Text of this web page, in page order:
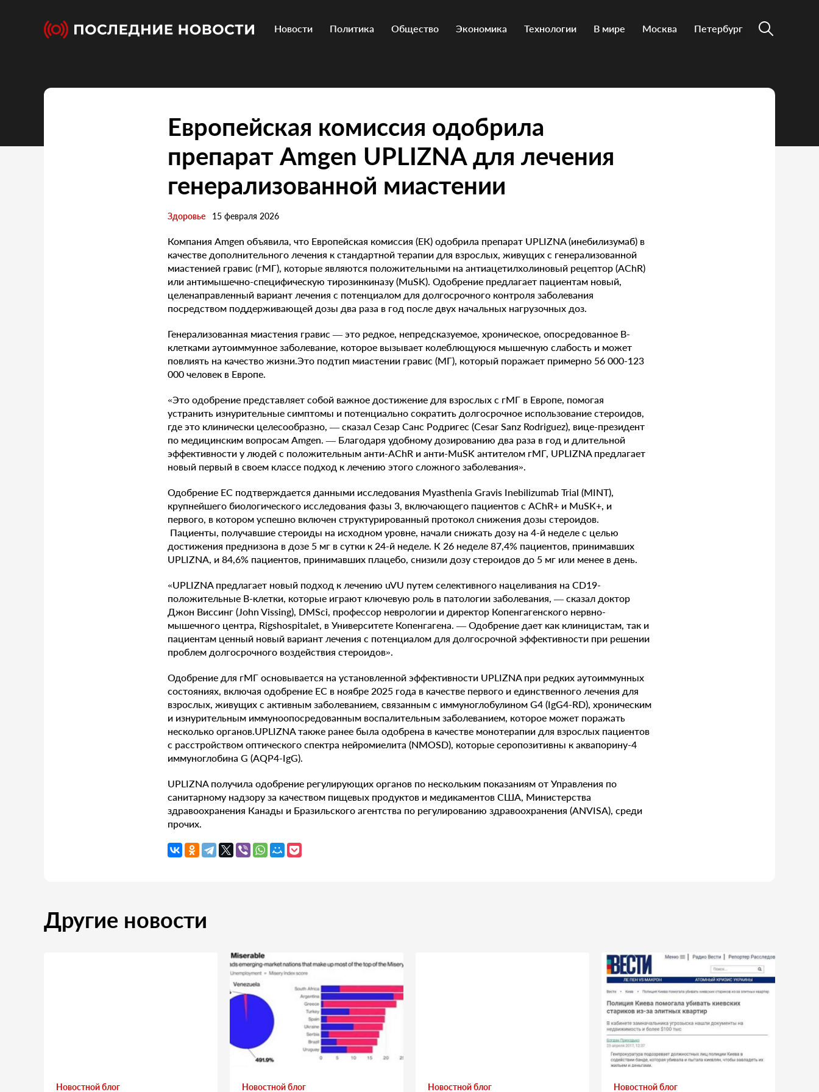
Новости Политика Общество Экономика Технологии В мире Москва Петербург
Европейская комиссия одобрила
препарат Amgen UPLIZNA для лечения
генерализованной миастении
Здоровье 15 февраля 2026
Компания Amgen объявила, что Европейская комиссия (ЕК) одобрила препарат UPLIZNA (инебилизумаб) в
качестве дополнительного лечения к стандартной терапии для взрослых, живущих с генерализованной
миастенией гравис (гМГ), которые являются положительными на антиацетилхолиновый рецептор (AChR)
или антимышечно-специфическую тирозинкиназу (MuSK). Одобрение предлагает пациентам новый,
целенаправленный вариант лечения с потенциалом для долгосрочного контроля заболевания
посредством поддерживающей дозы два раза в год после двух начальных нагрузочных доз.
Генерализованная миастения гравис — это редкое, непредсказуемое, хроническое, опосредованное В-
клетками аутоиммунное заболевание, которое вызывает колеблющуюся мышечную слабость и может
повлиять на качество жизни.Это подтип миастении гравис (МГ), который поражает примерно 56 000-123
000 человек в Европе.
«Это одобрение представляет собой важное достижение для взрослых с гМГ в Европе, помогая
устранить изнурительные симптомы и потенциально сократить долгосрочное использование стероидов,
где это клинически целесообразно, — сказал Сезар Санс Родригес (Cesar Sanz Rodriguez), вице-президент
по медицинским вопросам Amgen. — Благодаря удобному дозированию два раза в год и длительной
эффективности у людей с положительным анти-AChR и анти-MuSK антителом гМГ, UPLIZNA предлагает
новый первый в своем классе подход к лечению этого сложного заболевания».
Одобрение EC подтверждается данными исследования Myasthenia Gravis Inebilizumab Trial (MINT),
крупнейшего биологического исследования фазы 3, включающего пациентов с AChR+ и MuSK+, и
первого, в котором успешно включен структурированный протокол снижения дозы стероидов.
Пациенты, получавшие стероиды на исходном уровне, начали снижать дозу на 4-й неделе с целью
достижения преднизона в дозе 5 мг в сутки к 24-й неделе. К 26 неделе 87,4% пациентов, принимавших
UPLIZNA, и 84,6% пациентов, принимавших плацебо, снизили дозу стероидов до 5 мг или менее в день.
«UPLIZNA предлагает новый подход к лечению uVU путем селективного нацеливания на CD19-
положительные В-клетки, которые играют ключевую роль в патологии заболевания, — сказал доктор
Джон Виссинг (John Vissing), DMSci, профессор неврологии и директор Копенгагенского нервно-
мышечного центра, Rigshospitalet, в Университете Копенгагена. — Одобрение дает как клиницистам, так и
пациентам ценный новый вариант лечения с потенциалом для долгосрочной эффективности при решении
проблем долгосрочного воздействия стероидов».
Одобрение для гМГ основывается на установленной эффективности UPLIZNA при редких аутоиммунных
состояниях, включая одобрение EC в ноябре 2025 года в качестве первого и единственного лечения для
взрослых, живущих с активным заболеванием, связанным с иммуноглобулином G4 (IgG4-RD), хроническим
и изнурительным иммуноопосредованным воспалительным заболеванием, которое может поражать
несколько органов.UPLIZNA также ранее была одобрена в качестве монотерапии для взрослых пациентов
с расстройством оптического спектра нейромиелита (NMOSD), которые серопозитивны к аквапорину-4
иммуноглобина G (AQP4-IgG).
UPLIZNA получила одобрение регулирующих органов по нескольким показаниям от Управления по
санитарному надзору за качеством пищевых продуктов и медикаментов США, Министерства
здравоохранения Канады и Бразильского агентства по регулированию здравоохранения (ANVISA), среди
прочих.
Другие новости
Новостной блог Новостной блог Новостной блог Новостной блог